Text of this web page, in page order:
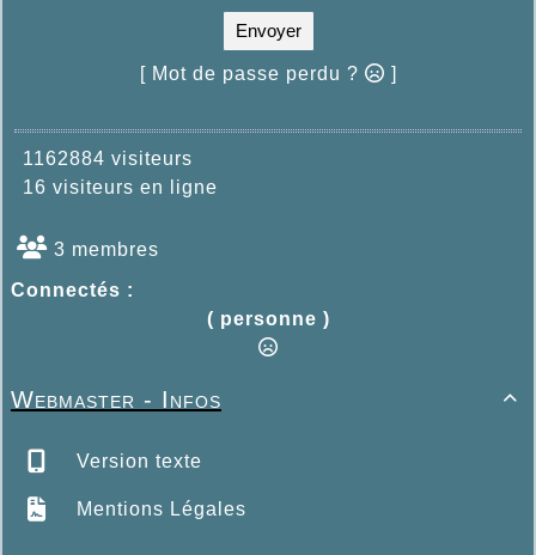
Envoyer
[ Mot de passe perdu ? ]
1162884 visiteurs
16 visiteurs en ligne
3 membres
Connectés :
( personne )

Webmaster - Infos
Version texte
Mentions Légales